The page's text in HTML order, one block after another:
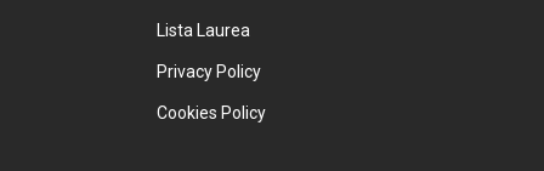
Lista Laurea
Privacy Policy
Cookies Policy